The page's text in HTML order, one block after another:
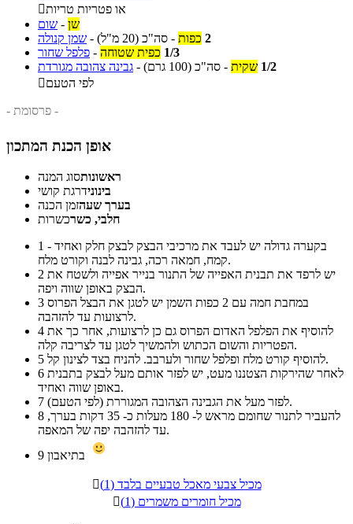
או פטריות טריות
שום - שן
שמן קנולה - 2 כפות - סה"כ (20 מ"ל)
פלפל שחור - 1/3 כפית שטוחה
גבינה צהובה מגורדת - 1/2 שקית - סה"כ (100 גרם)
לפי הטעם
- פרסומת -
אופן הכנת המתכון
ראשונותסוג המנה
בינונידרגת קושי
בערך שעהזמן הכנה
חלבי, כשרכשרות
1
קמח, חמאה רכה, גבינה לבנה וקורט מלח.
2
הבצק באופן שווה ויפה.
3
לרצועות עד להזהבה.
4
הפטריות והשום הכתוש ולהמשיך לטגן עד לצריבה קלה.
5
להוסיף קורט מלח ופלפל שחור ולערבב. להניח בצד לצינון קל.
6
באופן שווה ואחיד.
7
לפזר מעל את הגבינה הצהובה המגוררת (לפי הטעם).
8
עד להזהבה יפה של המאפה.
9

מכיל צבעי מאכל טבעיים בלבד (1)

מכיל חומרים משמרים (1)